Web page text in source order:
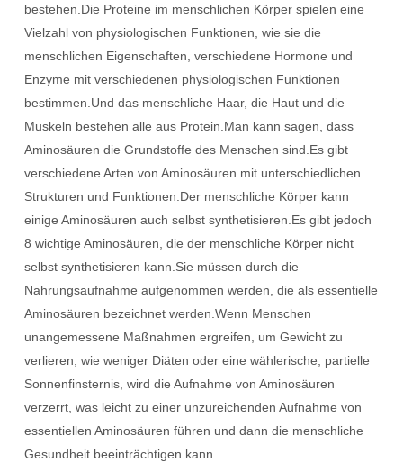
bestehen.Die Proteine ​​​​im menschlichen Körper spielen eine
Vielzahl von physiologischen Funktionen, wie sie die
menschlichen Eigenschaften, verschiedene Hormone und
Enzyme mit verschiedenen physiologischen Funktionen
bestimmen.Und das menschliche Haar, die Haut und die
Muskeln bestehen alle aus Protein.Man kann sagen, dass
Aminosäuren die Grundstoffe des Menschen sind.Es gibt
verschiedene Arten von Aminosäuren mit unterschiedlichen
Strukturen und Funktionen.Der menschliche Körper kann
einige Aminosäuren auch selbst synthetisieren.Es gibt jedoch
8 wichtige Aminosäuren, die der menschliche Körper nicht
selbst synthetisieren kann.Sie müssen durch die
Nahrungsaufnahme aufgenommen werden, die als essentielle
Aminosäuren bezeichnet werden.Wenn Menschen
unangemessene Maßnahmen ergreifen, um Gewicht zu
verlieren, wie weniger Diäten oder eine wählerische, partielle
Sonnenfinsternis, wird die Aufnahme von Aminosäuren
verzerrt, was leicht zu einer unzureichenden Aufnahme von
essentiellen Aminosäuren führen und dann die menschliche
Gesundheit beeinträchtigen kann.